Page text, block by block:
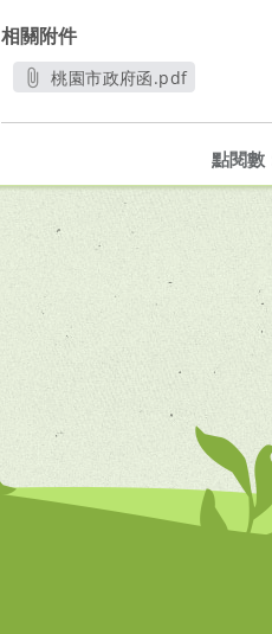
相關附件
桃園市政府函.pdf
點閱數